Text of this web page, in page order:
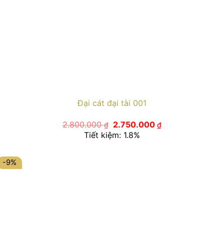
Đại cát đại tài 001
2.800.000₫
Giá
gốc
là:
2.750.000₫Giá
Tiết kiệm: 1.8%
-9%